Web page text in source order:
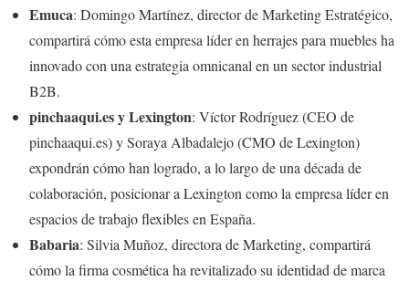
Emuca: Domingo Martínez, director de Marketing Estratégico,
compartirá cómo esta empresa líder en herrajes para muebles ha
innovado con una estrategia omnicanal en un sector industrial
B2B.
pinchaaqui.es y Lexington: Víctor Rodríguez (CEO de
pinchaaqui.es) y Soraya Albadalejo (CMO de Lexington)
expondrán cómo han logrado, a lo largo de una década de
colaboración, posicionar a Lexington como la empresa líder en
espacios de trabajo flexibles en España.
Babaria: Silvia Muñoz, directora de Marketing, compartirá
cómo la firma cosmética ha revitalizado su identidad de marca